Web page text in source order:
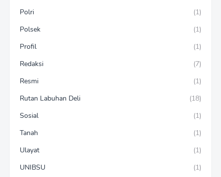
Polri
(1)
Polsek
(1)
Profil
(1)
Redaksi
(7)
Resmi
(1)
Rutan Labuhan Deli
(18)
Sosial
(1)
Tanah
(1)
Ulayat
(1)
UNIBSU
(1)